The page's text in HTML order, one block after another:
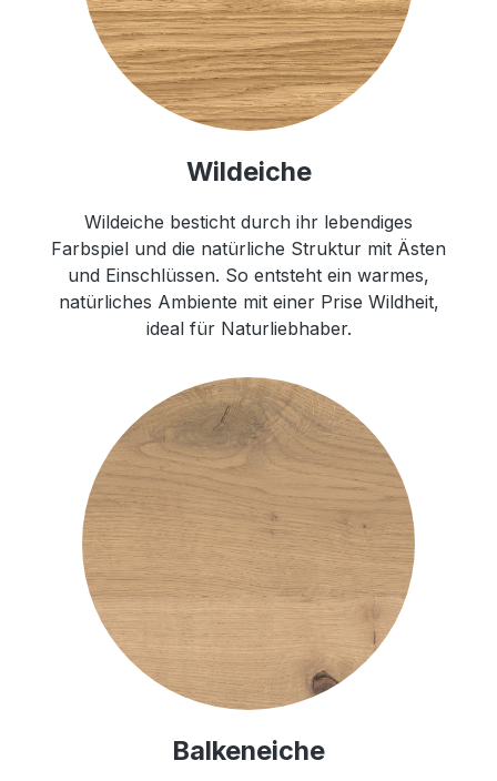
Wildeiche
Wildeiche besticht durch ihr lebendiges
Farbspiel und die natürliche Struktur mit Ästen
und Einschlüssen. So entsteht ein warmes,
natürliches Ambiente mit einer Prise Wildheit,
ideal für Naturliebhaber.
Balkeneiche